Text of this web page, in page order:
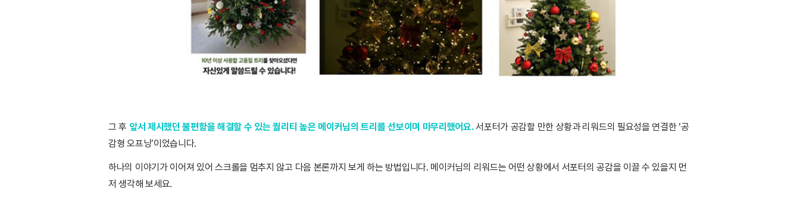
그 후 앞서 제시했던 불편함을 해결할 수 있는 퀄리티 높은 메이커님의 트리를 선보이며 마무리 했어요.서포터가 공감할 만한 상황과 리워드의 필요성을 연결한 ‘공
감형 오프닝’이었습니다.
하나의 이야기가 이어져 있어 스크롤을 멈추지 않고 다음 본론까지 보게 하는 방법입니다. 메이커님의 리워드는 어떤 상황에서 서포터의 공감을 이끌 수 있을지 먼
저 생각해 보세요.